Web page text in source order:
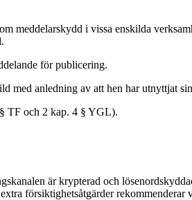
meddelarskydd i vissa enskilda
för publicering.
med anledning av att hen har utnyttjat
TF och 2 kap. 4 § YGL).
är krypterad och
försiktighetsåtgärder rekommenderar